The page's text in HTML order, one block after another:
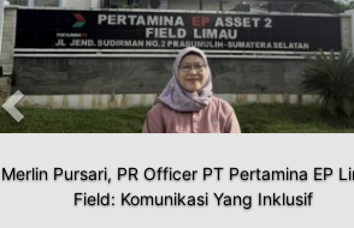
Merlin Pursari, PR Officer PT Pertamina EP
Field: Komunikasi Yang Inklusif